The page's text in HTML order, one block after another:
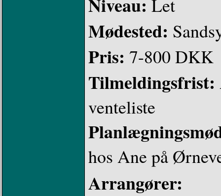
Let
Mødested:
Pris: 7-800 DKK
Tilmeldingsfrist:
venteliste
hos Ane på
Arrangører: